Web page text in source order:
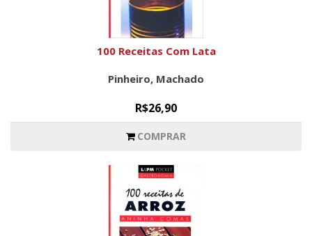
100 Receitas Com Lata
Pinheiro, Machado
R$26,90
COMPRAR